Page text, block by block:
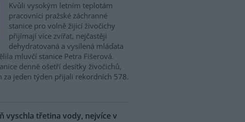
Kvůli vysokým letním teplotám
pracovníci pražské záchranné
stanice pro volně žijící živočichy
přijímají více zvířat, nejčastěji
dehydratovaná a vysílená mláďata
mluvčí stanice Petra Fišerová.
denně ošetří desítky živočichů,
jeden týden přijali rekordních 578.
vyschla třetina vody, nejvíce v